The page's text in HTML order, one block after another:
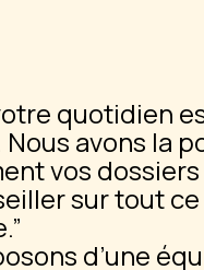
quotidien
Nous avons la
vos
sur tout
d’une